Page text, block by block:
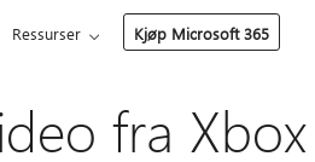
Ressurser Kjøp Microsoft 365
fra Xbox